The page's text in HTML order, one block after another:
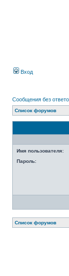
Вход
Сообщения без
Список форумов
Имя пользователя:
Пароль:
Список форумов